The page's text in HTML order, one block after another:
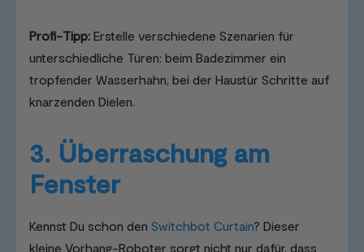
Profi-Tipp: Erstelle verschiedene Szenarien für
unterschiedliche Türen: beim Badezimmer ein
tropfender Wasserhahn, bei der Haustür Schritte auf
knarzenden Dielen.
3. Überraschung am
Fenster
Kennst Du schon den Switchbot Curtain? Dieser
kleine Vorhang-Roboter sorgt nicht nur dafür, dass